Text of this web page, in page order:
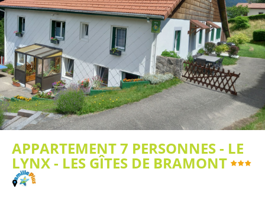
APPARTEMENT 7 PERSONNES - LE
LYNX - LES GÎTES DE BRAMONT
Plan / Carte